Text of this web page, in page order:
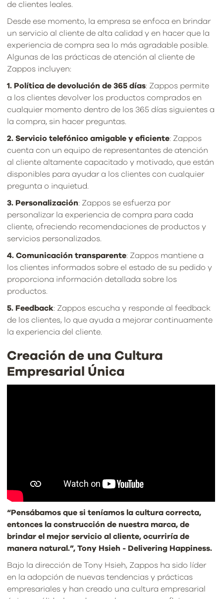
de clientes leales.
Desde ese momento, la empresa se enfoca en brindar
un servicio al cliente de alta calidad y en hacer que la
experiencia de compra sea lo más agradable posible.
Algunas de las prácticas de atención al cliente de
Zappos incluyen:
1. Política de devolución de 365 días: Zappos permite
a los clientes devolver los productos comprados en
cualquier momento dentro de los 365 días siguientes a
la compra, sin hacer preguntas.
2. Servicio telefónico amigable y eficiente: Zappos
cuenta con un equipo de representantes de atención
al cliente altamente capacitado y motivado, que están
disponibles para ayudar a los clientes con cualquier
pregunta o inquietud.
3. Personalización: Zappos se esfuerza por
personalizar la experiencia de compra para cada
cliente, ofreciendo recomendaciones de productos y
servicios personalizados.
4. Comunicación transparente: Zappos mantiene a
los clientes informados sobre el estado de su pedido y
proporciona información detallada sobre los
productos.
5. Feedback: Zappos escucha y responde al feedback
de los clientes, lo que ayuda a mejorar continuamente
la experiencia del cliente.
Creación de una Cultura
Empresarial Única
“Pensábamos que si teníamos la cultura correcta,
entonces la construcción de nuestra marca, de
brindar el mejor servicio al cliente, ocurriría de
manera natural.”, Tony Hsieh - Delivering Happiness.
Bajo la dirección de Tony Hsieh, Zappos ha sido líder
en la adopción de nuevas tendencias y prácticas
empresariales y han creado una cultura empresarial